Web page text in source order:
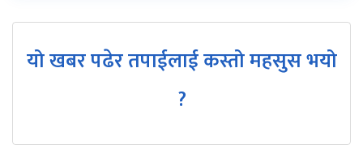
यो खबर पढेर तपाईलाई कस्तो महसुस भयो
?